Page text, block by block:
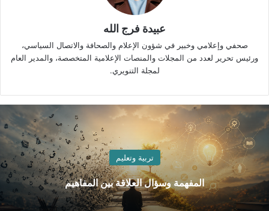
عبيدة فرج الله
صحفي وإعلامي وخبير في شؤون الإعلام والصحافة والاتصال السياسي،
ورئيس تحرير لعدد من المجلات والمنصات الإعلامية المتخصصة، والمدير العام
لمجلة التنويري.
تربية وتعليم
المفهمة وسؤال العلاقة بين المفاهيم